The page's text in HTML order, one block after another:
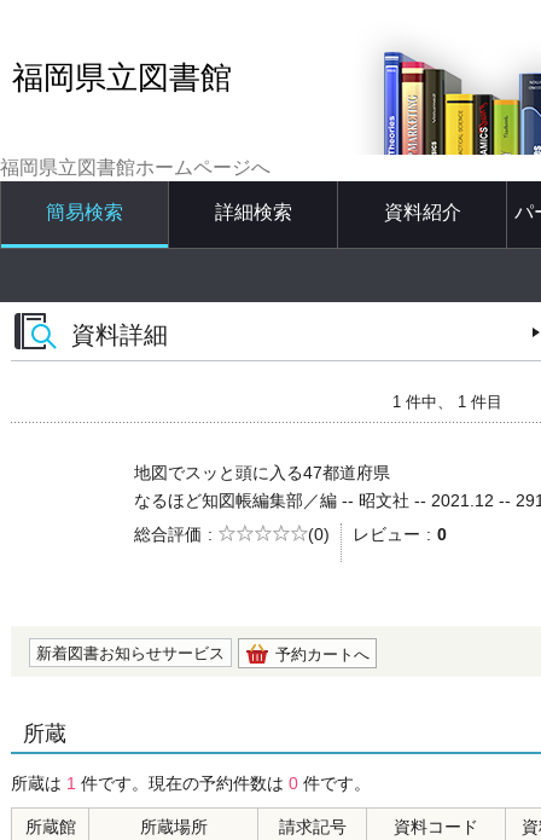
福岡県立図書館
福岡県立図書館ホームページへ
簡易検索 詳細検索 資料紹介 パ
資料詳細
1 件中、 1 件目
地図でスッと頭に入る47都道府県
なるほど知図帳編集部／編 -- 昭文社 -- 2021.12 --
総合評価
5段階評価
(0) レビュー 0
新着図書お知らせサービス 予約カートへ
所蔵
所蔵は 1 件です。現在の予約件数は 0 件です。
所蔵館 所蔵場所 請求記号 資料コード